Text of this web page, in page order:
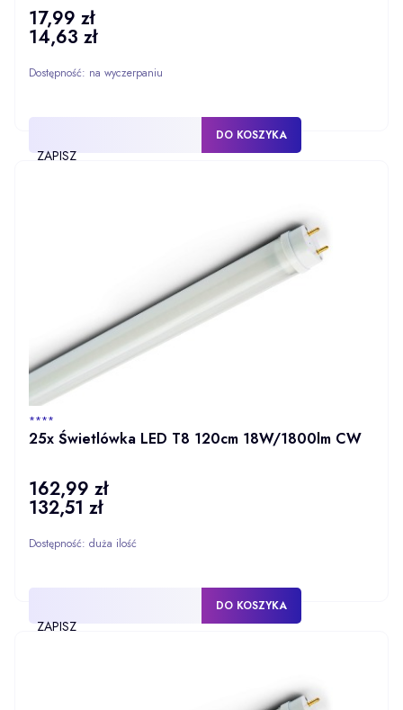
Cena
17,99 zł
Cena
14,63 zł
Dostępność: na wyczerpaniu
ZAPISZ
DO KOSZYKA
25x Świetlówka LED T8 120cm 18W/1800lm CW
PRODUCENT
****
Cena
162,99 zł
Cena
132,51 zł
Dostępność: duża ilość
ZAPISZ
DO KOSZYKA